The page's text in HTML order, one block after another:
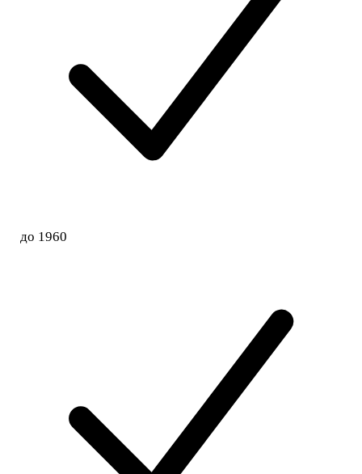
до 1960